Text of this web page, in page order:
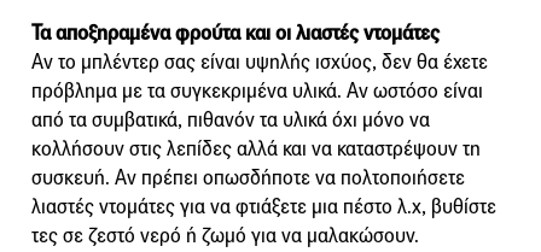
Τα αποξηραμένα φρούτα και οι λιαστές ντομάτες
Αν το μπλέντερ σας είναι υψηλής ισχύος, δεν θα έχετε
πρόβλημα με τα συγκεκριμένα υλικά. Αν ωστόσο είναι
από τα συμβατικά, πιθανόν τα υλικά όχι μόνο να
κολλήσουν στις λεπίδες αλλά και να καταστρέψουν τη
συσκευή. Αν πρέπει οπωσδήποτε να πολτοποιήσετε
λιαστές ντομάτες για να φτιάξετε μια πέστο λ.χ, βυθίστε
τες σε ζεστό νερό ή ζωμό για να μαλακώσουν.